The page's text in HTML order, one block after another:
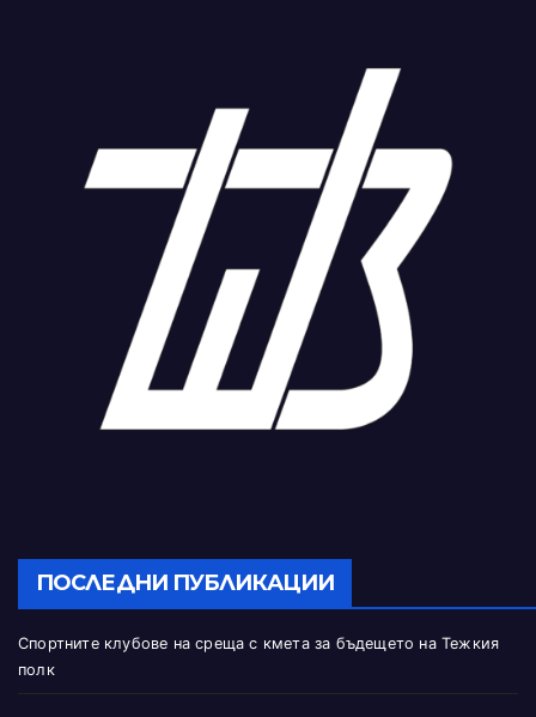
ПОСЛЕДНИ ПУБЛИКАЦИИ
Спортните клубове на среща с кмета за бъдещето на Тежкия
полк